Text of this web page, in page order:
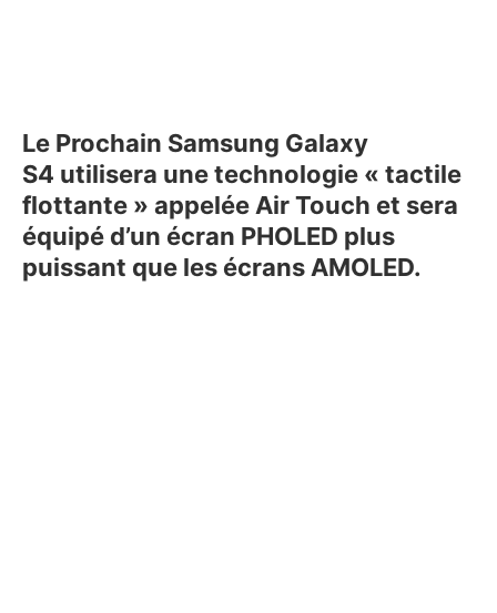
Le Prochain Samsung Galaxy
S4 utilisera une technologie « tactile
flottante » appelée Air Touch et sera
équipé d’un écran PHOLED plus
puissant que les écrans AMOLED.